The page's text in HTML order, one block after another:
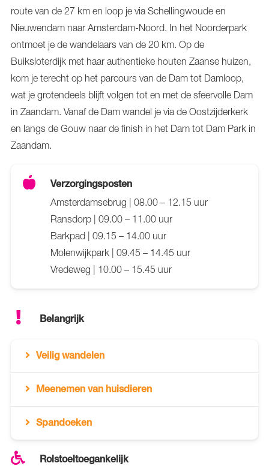
route van de 27 km en loop je via Schellingwoude en
Nieuwendam naar Amsterdam-Noord. In het Noorderpark
ontmoet je de wandelaars van de 20 km. Op de
Buiksloterdijk met haar authentieke houten Zaanse huizen,
kom je terecht op het parcours van de Dam tot Damloop,
wat je grotendeels blijft volgen tot en met de sfeervolle Dam
in Zaandam. Vanaf de Dam wandel je via de Oostzijderkerk
en langs de Gouw naar de finish in het Dam tot Dam Park in
Zaandam.
Verzorgingsposten
Amsterdamsebrug | 08.00 – 12.15 uur
Ransdorp | 09.00 – 11.00 uur
Barkpad | 09.15 – 14.00 uur
Molenwijkpark | 09.45 – 14.45 uur
Vredeweg | 10.00 – 15.45 uur
Belangrijk
Veilig wandelen
Meenemen van huisdieren
Spandoeken
Rolstoeltoegankelijk